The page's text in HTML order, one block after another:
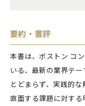
要約・書評
本書は、ボストン コ
いる、最新の業界テ
とどまらず、実践的
直面する課題に対する